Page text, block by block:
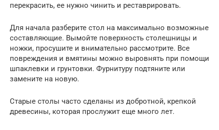
перекрасить, ее нужно чинить и реставрировать.
Для начала разберите стол на максимально возможные
составляющие. Вымойте поверхность столешницы и
ножки, просушите и внимательно рассмотрите. Все
повреждения и вмятины можно выровнять при помощи
шпаклевки и грунтовки. Фурнитуру подтяните или
замените на новую.
Старые столы часто сделаны из добротной, крепкой
древесины, которая прослужит еще много лет.